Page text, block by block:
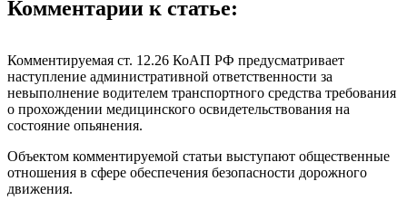
Комментарии к статье:
Комментируемая ст. 12.26 КоАП РФ предусматривает
наступление административной ответственности за
невыполнение водителем транспортного средства требования
о прохождении медицинского освидетельствования на
состояние опьянения.
Объектом комментируемой статьи выступают общественные
отношения в сфере обеспечения безопасности дорожного
движения.